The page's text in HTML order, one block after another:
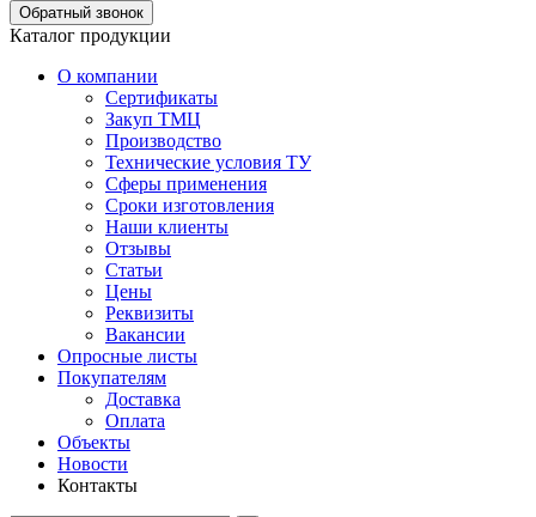
Каталог продукции
О компании
Сертификаты
Закуп ТМЦ
Производство
Технические условия ТУ
Сферы применения
Сроки изготовления
Наши клиенты
Отзывы
Статьи
Цены
Реквизиты
Вакансии
Опросные листы
Покупателям
Доставка
Оплата
Объекты
Новости
Контакты